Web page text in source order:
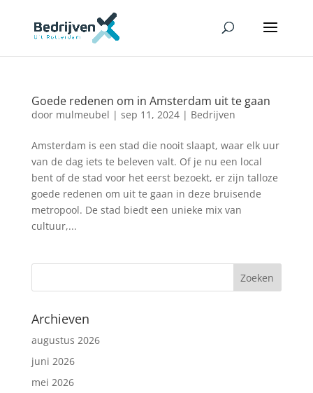
Goede redenen om in Amsterdam uit te gaan
door mulmeubel | sep 11, 2024| Bedrijven
Amsterdam is een stad die nooit slaapt, waar elk uur
van de dag iets te beleven valt. Of je nu een local
bent of de stad voor het eerst bezoekt, er zijn talloze
goede redenen om uit te gaan in deze bruisende
metropool. De stad biedt een unieke mix van
cultuur,...
Archieven
augustus 2026
juni 2026
mei 2026